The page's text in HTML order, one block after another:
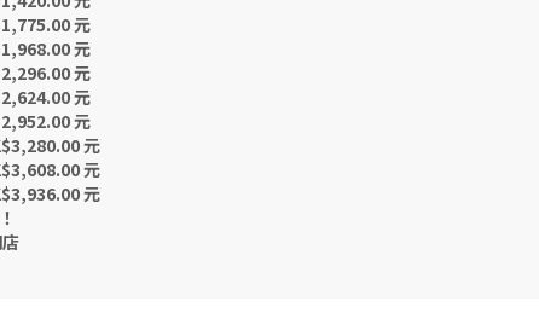
元
元
元
元
元
元
元
元